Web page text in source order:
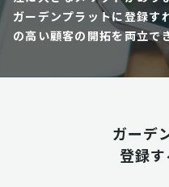
ガーデンプラットに登録す
の高い顧客の開拓を両立で
ガーデ
登録